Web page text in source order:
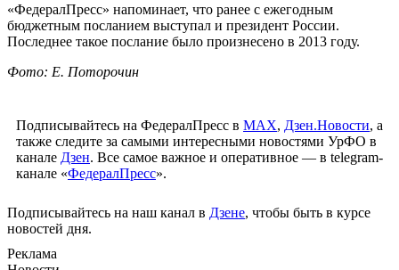
«ФедералПресс» напоминает, что ранее с ежегодным
бюджетным посланием выступал и президент России.
Последнее такое послание было произнесено в 2013 году.
Фото: Е. Поторочин
Подписывайтесь на ФедералПресс в МАХ, Дзен.Новости, а
также следите за самыми интересными новостями УрФО в
канале Дзен. Все самое важное и оперативное — в telegram-
канале «ФедералПресс».
Подписывайтесь на наш канал в Дзене, чтобы быть в курсе
новостей дня.
Реклама